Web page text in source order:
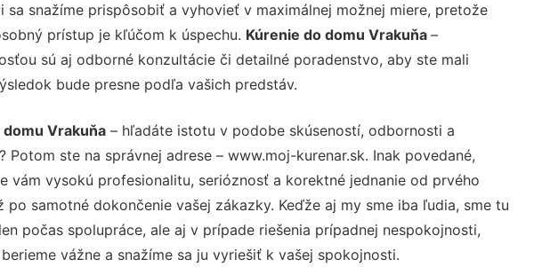
sa snažíme prispôsobiť a vyhovieť v maximálnej možnej miere, pretože
prístup je kľúčom k úspechu. Kúrenie do domu Vrakuňa –
sú aj odborné konzultácie či detailné poradenstvo, aby ste mali
bude presne podľa vašich predstáv.
Vrakuňa– hľadáte istotu v podobe skúseností, odbornosti a
Potom ste na správnej adrese – www.moj-kurenar.sk. Inak povedané,
vám vysokú profesionalitu, serióznosť a korektné jednanie od prvého
po samotné dokončenie vašej zákazky. Keďže aj my sme iba ľudia, sme tu
počas spolupráce, ale aj v prípade riešenia prípadnej nespokojnosti,
vážne a snažíme sa ju vyriešiť k vašej spokojnosti.